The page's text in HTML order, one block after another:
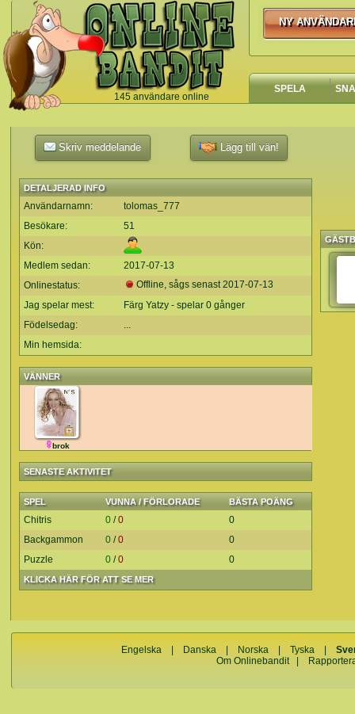
145 användare online
`
NY
NY
SPELA
Skriv meddelande Lägg till vän!
DETALJERAD INFO
Användarnamn:
tolomas_777
Besökare:
51
Kön:
Medlem sedan:
2017-07-13
Onlinestatus:
Offline, sågs senast2017-07-13
Jag spelar mest:
Färg Yatzy - spelar 0 gånger
Födelsedag:
...
Min hemsida:
VÄNNER
brok
SENASTE AKTIVITET
SPEL VUNNA / FÖRLORADE BÄSTA POÄNG
KLICKA HÄR FÖR ATT SE MER
Chitris 0 /0
0
Backgammon
0 /0
0
Puzzle
0 /0 0
Engelska Danska Norska |Tyska |
Om Onlinebandit|